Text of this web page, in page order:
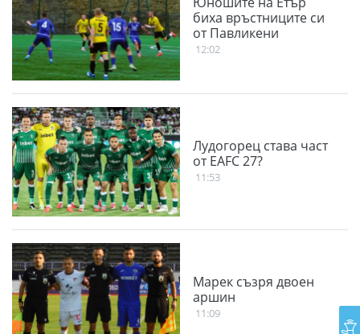
биха връстниците си
от Павликени
12:02
Лудогорец става част
от EAFC 27?
11:53
Марек съзря двоен
аршин
11:09